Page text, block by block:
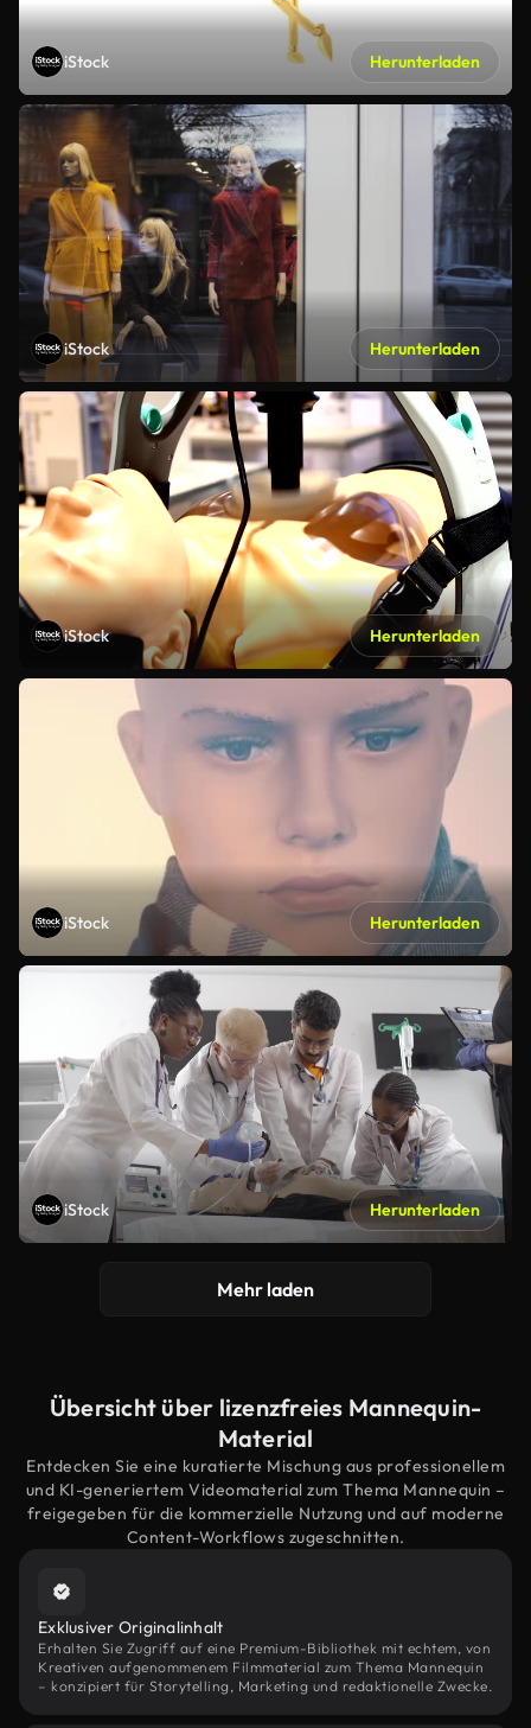
iStock Herunterladen
iStock Herunterladen
iStock Herunterladen
iStock Herunterladen
iStock Herunterladen
Mehr laden
Übersicht über lizenzfreies Mannequin-
Material
Entdecken Sie eine kuratierte Mischung aus professionellem
und KI-generiertem Videomaterial zum Thema Mannequin –
freigegeben für die kommerzielle Nutzung und auf moderne
Content-Workflows zugeschnitten.
Exklusiver Originalinhalt
Erhalten Sie Zugriff auf eine Premium-Bibliothek mit echtem, von
Kreativen aufgenommenem Filmmaterial zum Thema Mannequin
– konzipiert für Storytelling, Marketing und redaktionelle Zwecke.